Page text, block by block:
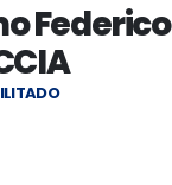
Federico